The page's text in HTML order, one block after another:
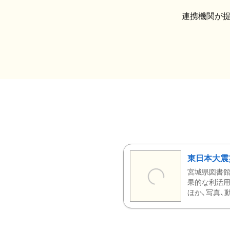
連携機関が
東日本大
宮城県図書
果的な利活
ほか、写真、